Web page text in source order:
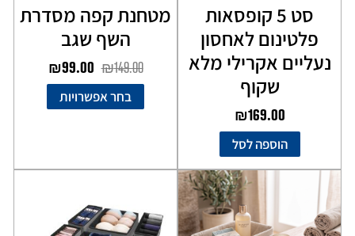
סט 5 קופסאות
פלטינום לאחסון
נעליים אקרילי מלא
שקוף
₪169.00
הוספה לסל
מטחנת קפה מסדרת
השף שגב
₪149.00
₪99.00
בחר אפשרויות